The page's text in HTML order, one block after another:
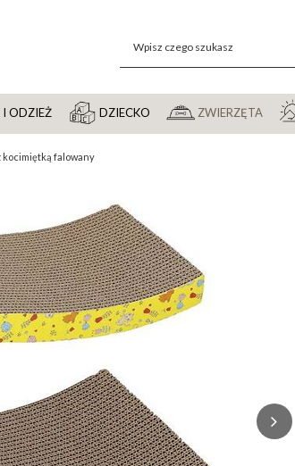
I ODZIEŻ DZIECKO ZWIERZĘTA
kocimiętką falowany